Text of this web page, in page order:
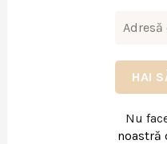
Nu
noastră